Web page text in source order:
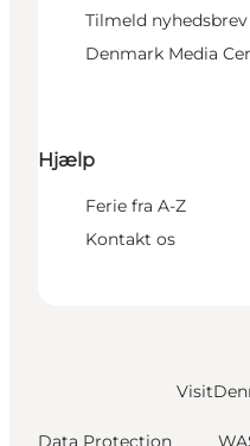
Tilmeld nyhedsbrev
Denmark Media
Hjælp
Ferie fra A-Z
Kontakt os
Data Protection